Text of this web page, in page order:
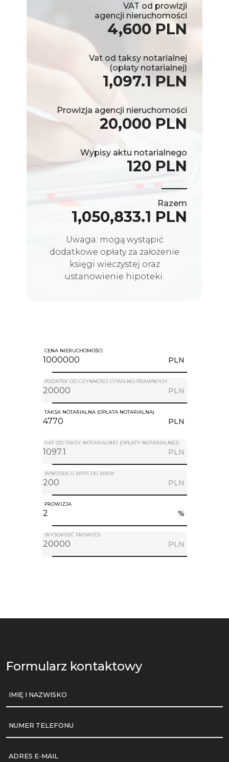
VAT od prowizji
agencji nieruchomości
4,600 PLN
Vat od taksy notarialnej
(opłaty notarialnej)
1,097.1 PLN
Prowizja agencji nieruchomości
20,000 PLN
Wypisy aktu notarialnego
120 PLN
Razem
1,050,833.1 PLN
Uwaga: mogą wystąpić
dodatkowe opłaty za założenie
księgi wieczystej oraz
ustanowienie hipoteki.
CENA NIERUCHOMOŚCI
PLN
PODATEK OD CZYNNOŚCI CYWILNO-PRAWNYCH
PLN
TAKSA NOTARIALNA (OPŁATA NOTARIALNA)
PLN
VAT OD TAKSY NOTARIALNEJ (OPŁATY NOTARIALNEJ)
PLN
WNIOSEK O WPIS DO WKW
PLN
PROWIZJA
%
WYSOKOŚĆ PROWIZJI
PLN
Formularz kontaktowy
IMIĘ I NAZWISKO
NUMER TELEFONU
ADRES E-MAIL